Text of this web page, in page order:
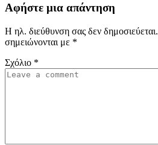
Αφήστε μια απάντηση
Η ηλ. διεύθυνση σας δεν δημοσιεύεται.
σημειώνονται με *
Σχόλιο *